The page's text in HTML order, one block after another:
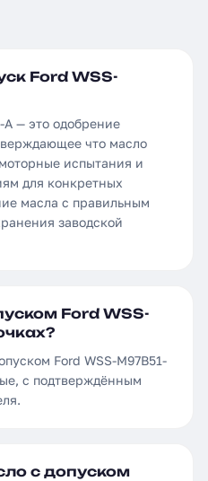
Ford WSS-
A — это одобрение
что масло
испытания и
для конкретных
масла с правильным
заводской
Ford WSS-
Ford WSS-M97B51-
с подтверждённым
с допуском